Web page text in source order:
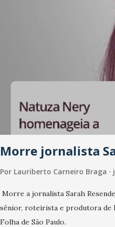
Morre jornalista
Por Lauriberto Carneiro Braga
Morre a jornalista Sarah
sênior, roteirista e produtora de
Folha de São Paulo.